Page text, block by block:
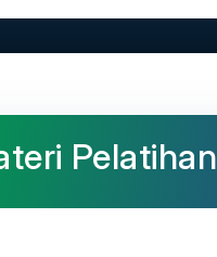
Pelatihan